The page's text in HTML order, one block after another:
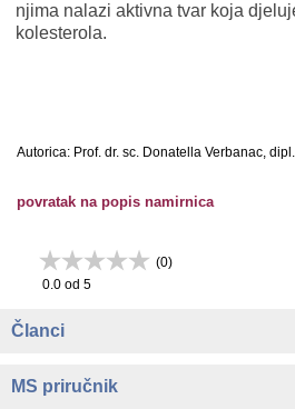
njima nalazi aktivna tvar koja
kolesterola.
Autorica: Prof. dr. sc. Donatella Verbanac,
povratak na popis namirnica
(0)
0.0 od 5
Članci
MS priručnik